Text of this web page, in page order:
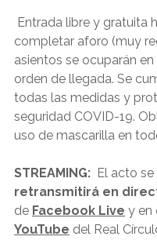
completar aforo (muy
asientos se ocuparán en
orden de llegada. Se
todas las medidas y
seguridad COVID-19.
uso de mascarilla en
STREAMING:
  El acto se
retransmitirá en
de Facebook Live y en
YouTube del Real